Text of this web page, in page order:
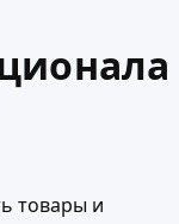
товары и